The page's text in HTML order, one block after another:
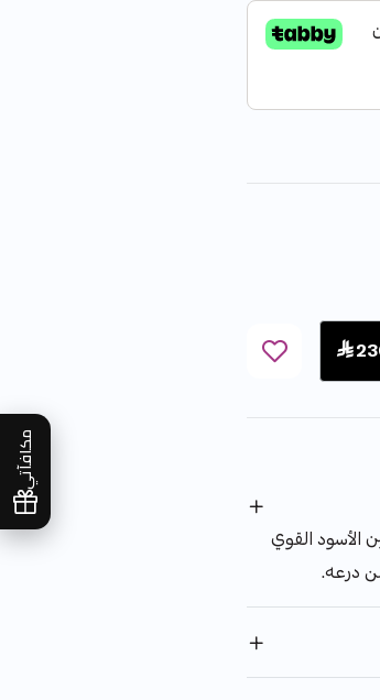
مكافآتي

الأسود القوي
درعه.